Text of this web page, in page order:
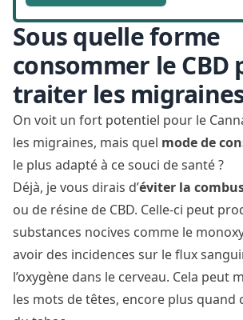
Sous quelle forme
consommer le CBD
traiter les
On voit un fort potentiel pour le
les migraines, mais quel mode de
le plus adapté à ce souci de santé ?
Déjà, je vous dirais d’éviter la
ou de résine de CBD. Celle-ci peut
substances nocives comme le
avoir des incidences sur le flux
l’oxygène dans le cerveau. Cela peut
les mots de têtes, encore plus quand